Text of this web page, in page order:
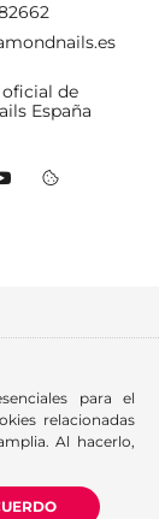
de
España
para el
relacionadas
Al hacerlo,